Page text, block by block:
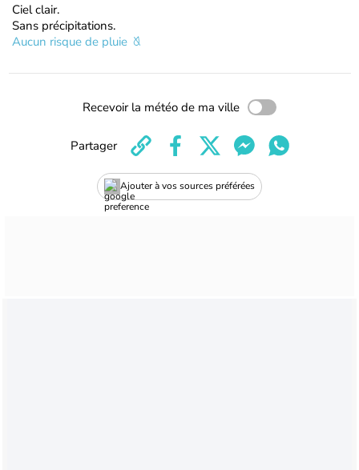
Ciel clair.
Sans précipitations.
Aucun risque de pluie
Recevoir la météo de ma ville
Ajouter à vos sources préférées
Partager